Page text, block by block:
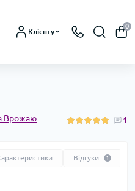
Клієнту
0
Врожаю
1
Відгуки 1